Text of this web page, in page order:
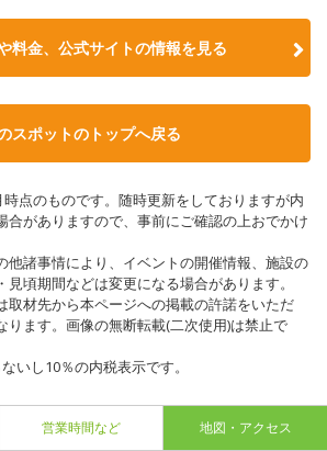
料金、公式サイトの情報を見る
スポットのトップへ戻る
点のものです。随時更新をしておりますが内
合がありますので、事前にご確認の上おでかけ
諸事情により、イベントの開催情報、施設の
頃期間などは変更になる場合があります。
材先から本ページへの掲載の許諾をいただ
ります。画像の無断転載(二次使用)は禁止で
いし10％の内税表示です。
営業時間など 地図・アクセス